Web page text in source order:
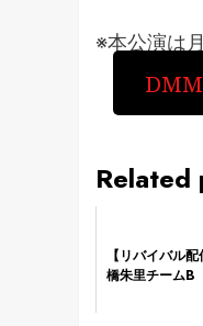
※本公演は
Related
【リバイバル
橋朱里チームB